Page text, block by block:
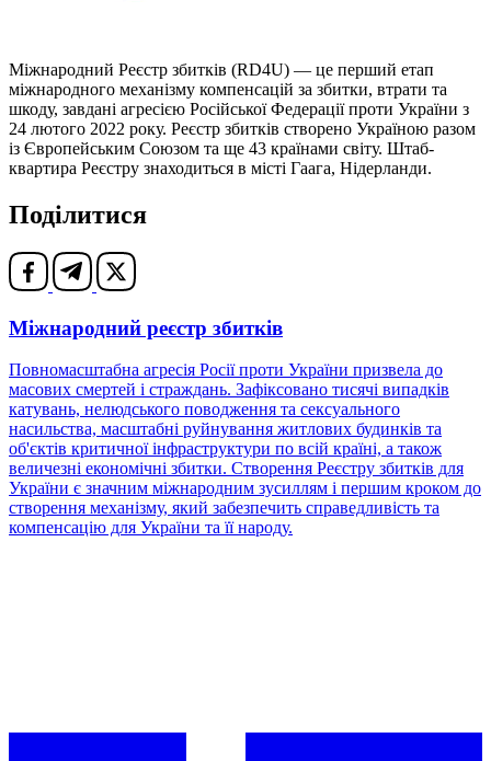
Міжнародний Реєстр збитків (RD4U) — це перший етап
міжнародного механізму компенсацій за збитки, втрати та
шкоду, завдані агресією Російської Федерації проти України з
24 лютого 2022 року. Реєстр збитків створено Україною разом
із Європейським Союзом та ще 43 країнами світу. Штаб-
квартира Реєстру знаходиться в місті Гаага, Нідерланди.
Поділитися
Міжнародний реєстр збитків
Повномасштабна агресія Росії проти України призвела до
масових смертей і страждань. Зафіксовано тисячі випадків
катувань, нелюдського поводження та сексуального
насильства, масштабні руйнування житлових будинків та
об'єктів критичної інфраструктури по всій країні, а також
величезні економічні збитки. Створення Реєстру збитків для
України є значним міжнародним зусиллям і першим кроком до
створення механізму, який забезпечить справедливість та
компенсацію для України та її народу.